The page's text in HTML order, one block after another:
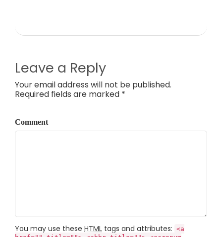
Leave a Reply
Your email address will not be published.
Required fields are marked *
Comment
You may use these HTML tags and attributes: <a